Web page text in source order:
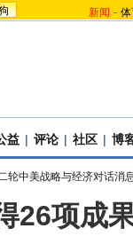
新闻 -
益 | 评论 | 社区 | 博
轮中美战略与经济对话消
26项成